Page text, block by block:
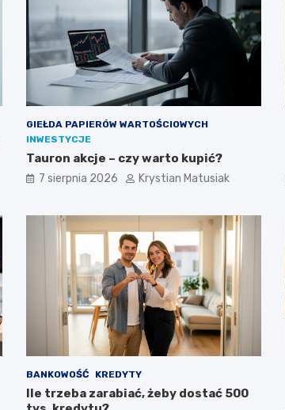
GIEŁDA PAPIERÓW WARTOŚCIOWYCH
INWESTYCJE
Tauron akcje – czy warto kupić?
7 sierpnia 2026 Krystian Matusiak
BANKOWOŚĆ KREDYTY
Ile trzeba zarabiać, żeby dostać 500